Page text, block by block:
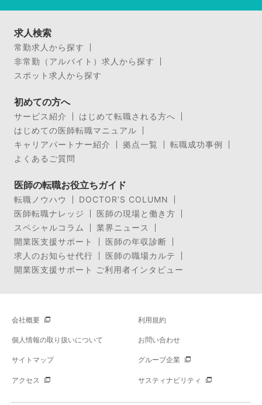
求人検索
常勤求人から探す
非常勤（アルバイト）求人から探す
スポット求人から探す
初めての方へ
サービス紹介
はじめて転職される方へ
はじめての医師転職マニュアル
キャリアパートナー紹介
拠点一覧
転職成功事例
よくあるご質問
医師の転職お役立ちガイド
転職ノウハウ
DOCTOR’S COLUMN
医師転職ナレッジ
医師の現場と働き方
スペシャルコラム
業界ニュース
開業医支援サポート
医師の年収診断
求人のお知らせ代行
医師の職場カルテ
開業医支援サポート ご利用者インタビュー
会社概要 利用規約
個人情報の取り扱いについて お問い合わせ
サイトマップ グループ企業
アクセス サスティナビリティ